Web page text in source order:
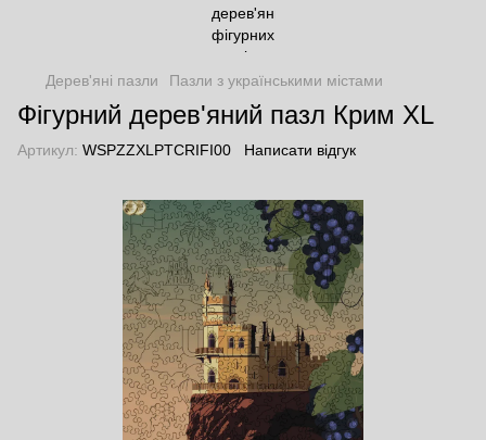
Дерев'яні пазли Пазли з українськими містами
Фігурний дерев'яний пазл Крим XL
Артикул: WSPZZXLPTCRIFI00 Написати відгук